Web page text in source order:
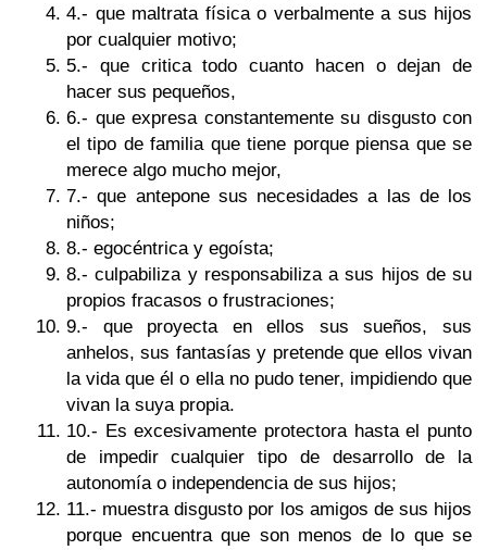
4.- que maltrata física o verbalmente a sus hijos
por cualquier motivo;
5.- que critica todo cuanto hacen o dejan de
hacer sus pequeños,
6.- que expresa constantemente su disgusto con
el tipo de familia que tiene porque piensa que se
merece algo mucho mejor,
7.- que antepone sus necesidades a las de los
niños;
8.- egocéntrica y egoísta;
8.- culpabiliza y responsabiliza a sus hijos de su
propios fracasos o frustraciones;
9.- que proyecta en ellos sus sueños, sus
anhelos, sus fantasías y pretende que ellos vivan
la vida que él o ella no pudo tener, impidiendo que
vivan la suya propia.
10.- Es excesivamente protectora hasta el punto
de impedir cualquier tipo de desarrollo de la
autonomía o independencia de sus hijos;
11.- muestra disgusto por los amigos de sus hijos
porque encuentra que son menos de lo que se